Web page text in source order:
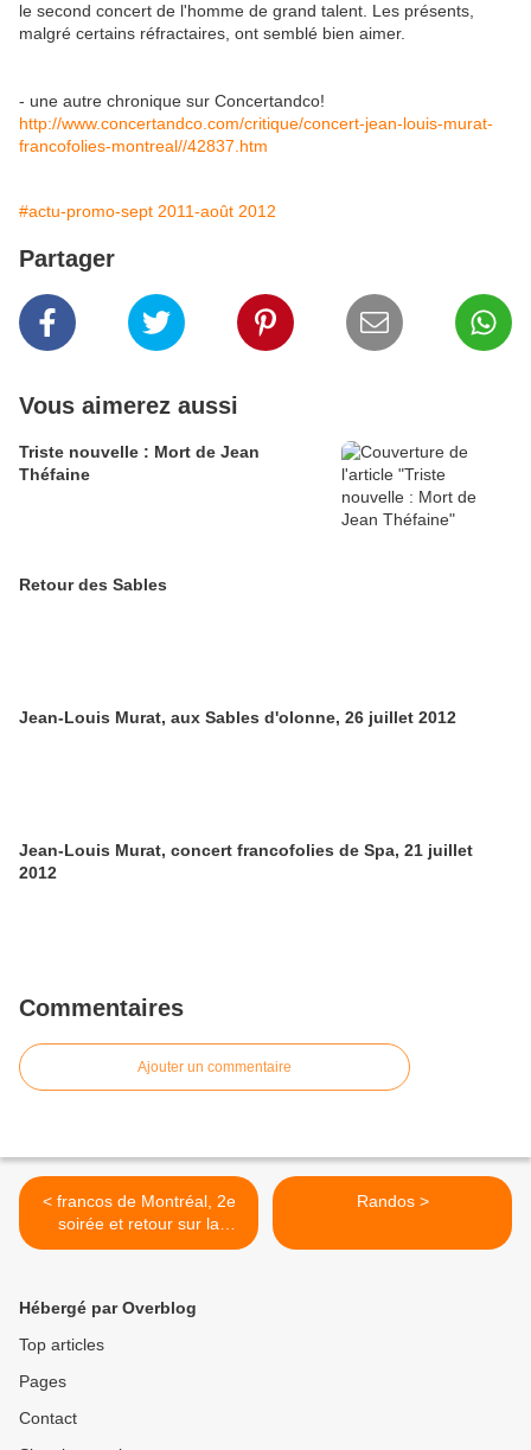
le second concert de l'homme de grand talent. Les présents,
malgré certains réfractaires, ont semblé bien aimer.
- une autre chronique sur Concertandco!
http://www.concertandco.com/critique/concert-jean-louis-murat-
francofolies-montreal//42837.htm
#actu-promo-sept 2011-août 2012
Partager
Vous aimerez aussi
Triste nouvelle : Mort de Jean
Théfaine
Retour des Sables
Jean-Louis Murat, aux Sables d'olonne, 26 juillet 2012
Jean-Louis Murat, concert francofolies de Spa, 21 juillet
2012
Commentaires
Ajouter un commentaire
< francos de Montréal, 2e
soirée et retour sur la
première -8 et 9 juin 2012
Randos >
Hébergé par Overblog
Top articles
Pages
Contact